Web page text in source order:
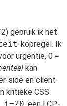
gebruik ik het
-kopregel. Ik
urgentie, 0 =
kan
side en client-
kritieke CSS
, een LCP-